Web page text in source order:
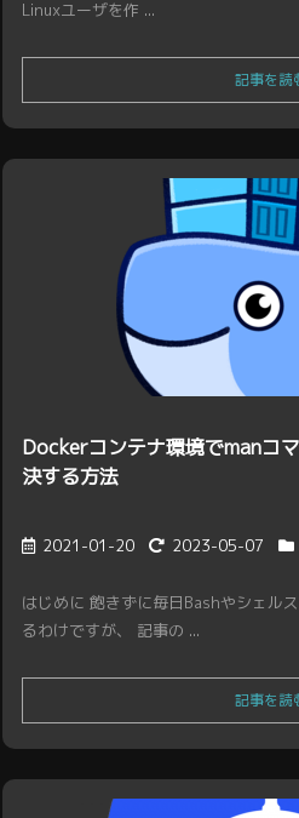
Linuxユーザを作 ...
記事を読
Dockerコンテナ環境でmanコ
決する方法
2021-01-20 2023-05-07
はじめに 飽きずに毎日Bashやシェル
るわけですが、 記事の ...
記事を読